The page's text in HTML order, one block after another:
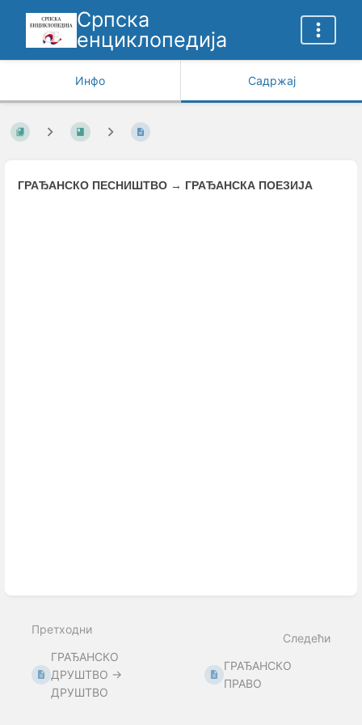
Српска
енциклопедија
Инфо Садржај
ГРАЂАНСКО ПЕСНИШТВО → ГРАЂАНСКА ПОЕЗИЈА
Претходни
ГРАЂАНСКО
ДРУШТВО →
ДРУШТВО
Следећи
ГРАЂАНСКО
ПРАВО